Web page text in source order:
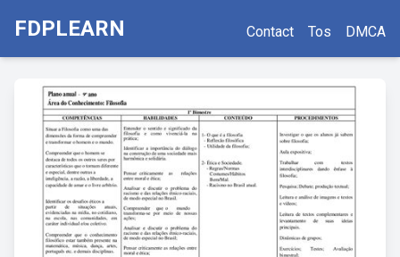
FDPLEARN Contact Tos DMCA